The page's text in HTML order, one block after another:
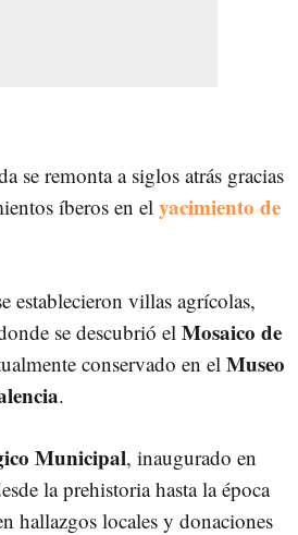
se remonta a siglos atrás gracias
íberos en el yacimiento de
establecieron villas agrícolas,
se descubrió el Mosaico de
conservado en el Museo
.
Municipal, inaugurado en
la prehistoria hasta la época
hallazgos locales y donaciones